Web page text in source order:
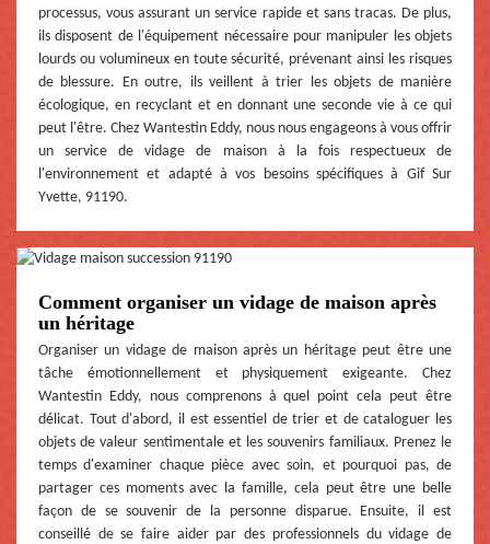
processus, vous assurant un service rapide et sans tracas. De plus,
ils disposent de l'équipement nécessaire pour manipuler les objets
lourds ou volumineux en toute sécurité, prévenant ainsi les risques
de blessure. En outre, ils veillent à trier les objets de manière
écologique, en recyclant et en donnant une seconde vie à ce qui
peut l'être. Chez Wantestin Eddy, nous nous engageons à vous offrir
un service de vidage de maison à la fois respectueux de
l'environnement et adapté à vos besoins spécifiques à Gif Sur
Yvette, 91190.
Comment organiser un vidage de maison après
un héritage
Organiser un vidage de maison après un héritage peut être une
tâche émotionnellement et physiquement exigeante. Chez
Wantestin Eddy, nous comprenons à quel point cela peut être
délicat. Tout d'abord, il est essentiel de trier et de cataloguer les
objets de valeur sentimentale et les souvenirs familiaux. Prenez le
temps d'examiner chaque pièce avec soin, et pourquoi pas, de
partager ces moments avec la famille, cela peut être une belle
façon de se souvenir de la personne disparue. Ensuite, il est
conseillé de se faire aider par des professionnels du vidage de